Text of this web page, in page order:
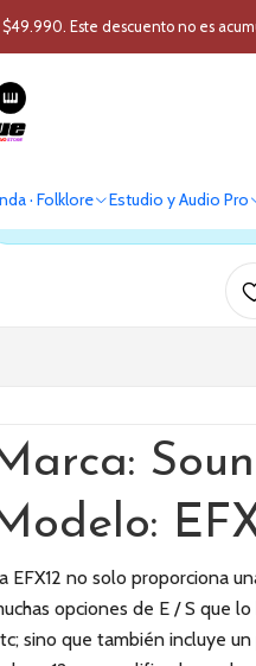
· Folklore Estudio y Audio Pro
Este descuento no es
Mixer Análogo Mixer
Mixer
Antes de comprar
EFX12 no solo proporciona
opciones de E / S que
sino que también incluye